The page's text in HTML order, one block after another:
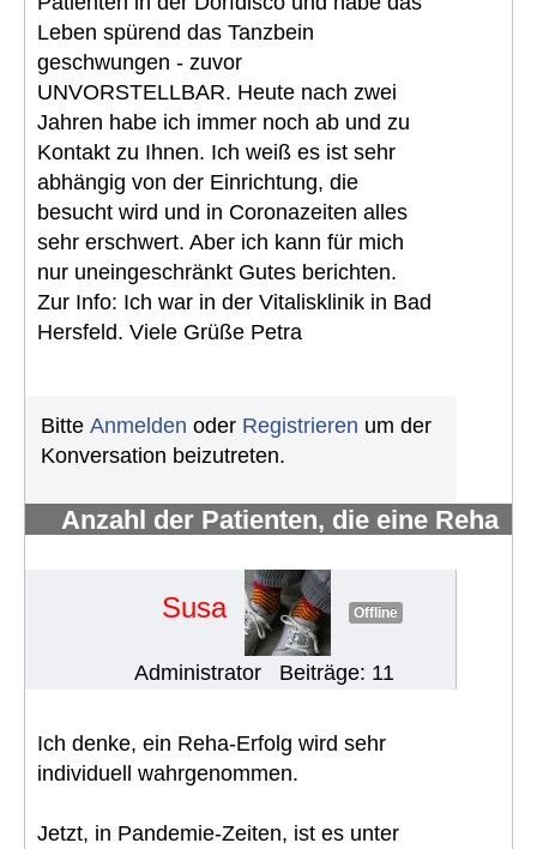
Leben spürend das Tanzbein
geschwungen - zuvor
UNVORSTELLBAR. Heute nach zwei
Jahren habe ich immer noch ab und zu
Kontakt zu Ihnen. Ich weiß es ist sehr
abhängig von der Einrichtung, die
besucht wird und in Coronazeiten alles
sehr erschwert. Aber ich kann für mich
nur uneingeschränkt Gutes berichten.
Zur Info: Ich war in der Vitalisklinik in Bad
Hersfeld. Viele Grüße Petra
Bitte Anmelden oder Registrieren um der
Konversation beizutreten.
Anzahl der Patienten, die eine Reha
Susa Offline
Administrator Beiträge: 11
Ich denke, ein Reha-Erfolg wird sehr
individuell wahrgenommen.
Jetzt, in Pandemie-Zeiten, ist es unter